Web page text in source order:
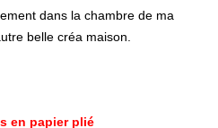
dans la chambre de ma
belle créa maison.
en papier plié